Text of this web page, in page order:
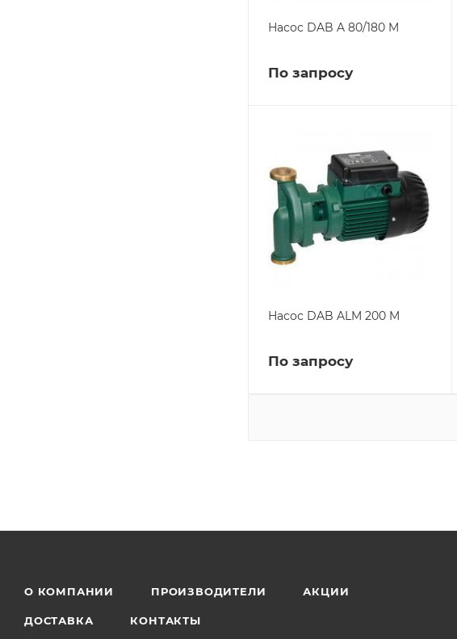
Насос DAB A 80/180 M
По запросу
Насос DAB ALM 200 M
По запросу
О КОМПАНИИ ПРОИЗВОДИТЕЛИ АКЦИИ
ДОСТАВКА КОНТАКТЫ